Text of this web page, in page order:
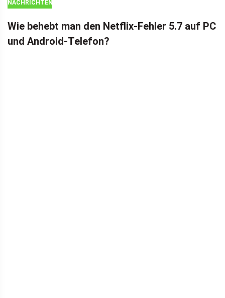
NACHRICHTEN
Wie behebt man den Netflix-Fehler 5.7 auf PC
und Android-Telefon?